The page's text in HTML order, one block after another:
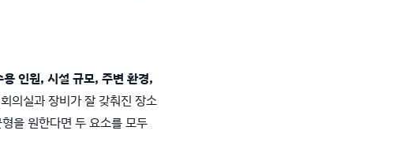
용 인원, 시설 규모, 주변 환경,
의실과 장비가 잘 갖춰진 장소
을 원한다면 두 요소를 모두